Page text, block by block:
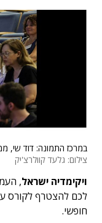
במרכז התמונה: דוד שי,
צילום: גלעד קוולרצ'יק
ויקימדיה ישראל,
לכם להצטרף לקורס
חופשי.